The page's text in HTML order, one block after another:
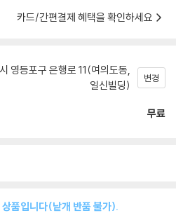
카드/간편결제 혜택을 확인하세요
영등포구 은행로 11(여의도동,
일신빌딩)
변경
무료
품입니다(낱개 반품 불가).